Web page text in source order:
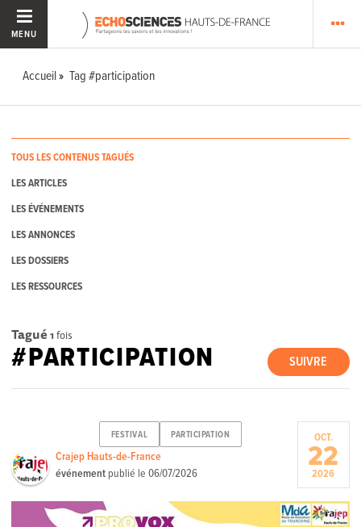
MENU
Accueil Tag #participation
TOUS LES CONTENUS TAGUÉS
LES ARTICLES
LES ÉVÉNEMENTS
LES ANNONCES
LES DOSSIERS
LES RESSOURCES
Tagué 1 fois
SUIVRE
#PARTICIPATION
FESTIVAL PARTICIPATION
Crajep Hauts-de-France
événement publié le06/07/2026
OCT.
22
2026